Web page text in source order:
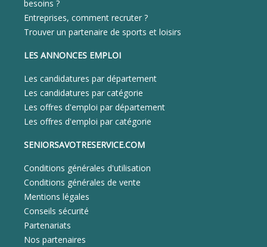
besoins ?
Entreprises, comment recruter ?
Trouver un partenaire de sports et loisirs
LES ANNONCES EMPLOI
Les candidatures par département
Les candidatures par catégorie
Les offres d'emploi par département
Les offres d'emploi par catégorie
SENIORSAVOTRESERVICE.COM
Conditions générales d'utilisation
Conditions générales de vente
Mentions légales
Conseils sécurité
Partenariats
Nos partenaires